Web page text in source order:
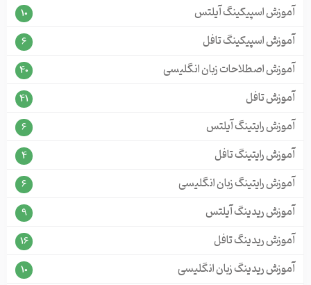
آموزش اسپیکینگ آیلتس 10
آموزش اسپیکینگ تافل 6
آموزش اصطلاحات زبان انگلیسی 40
آموزش تافل 41
آموزش رایتینگ آیلتس 6
آموزش رایتینگ تافل 4
آموزش رایتینگ زبان انگلیسی 6
آموزش ریدینگ آیلتس 9
آموزش ریدینگ تافل 16
آموزش ریدینگ زبان انگلیسی 10